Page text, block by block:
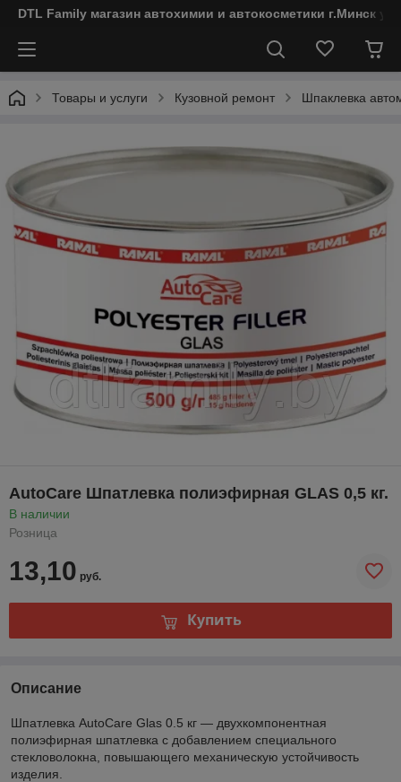
DTL Family магазин автохимии и автокосметики г.Минск
Товары и услуги Кузовной ремонт Шпаклевка
AutoCare Шпатлевка полиэфирная GLAS 0,5 кг.
В наличии
Розница
13,10 руб.
Купить
Описание
Шпатлевка AutoCare Glas 0.5 кг — двухкомпонентная
полиэфирная шпатлевка с добавлением специального
стекловолокна, повышающего механическую устойчивость
изделия.